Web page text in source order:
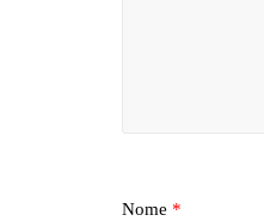
Nome *